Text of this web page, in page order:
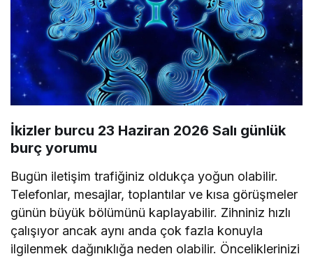
İkizler burcu 23 Haziran 2026 Salı günlük
burç yorumu
Bugün iletişim trafiğiniz oldukça yoğun olabilir.
Telefonlar, mesajlar, toplantılar ve kısa görüşmeler
günün büyük bölümünü kaplayabilir. Zihniniz hızlı
çalışıyor ancak aynı anda çok fazla konuyla
ilgilenmek dağınıklığa neden olabilir. Önceliklerinizi